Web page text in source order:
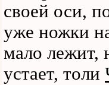
своей оси,
уже ножки
мало лежит,
устает, толи